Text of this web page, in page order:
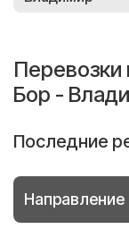
Перевозки
Бор -
Последние
Направление